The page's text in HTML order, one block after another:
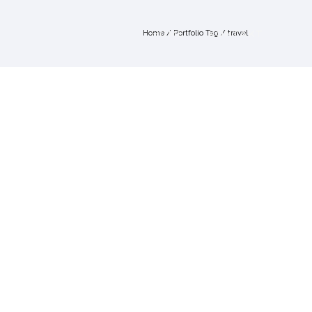
HOME KONTAKT
Home / Portfolio Tag / travel